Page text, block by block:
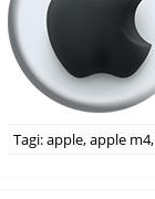
Tagi:apple,apple m4,